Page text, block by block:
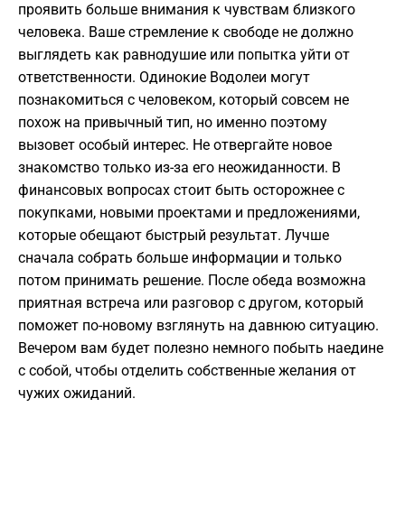
проявить больше внимания к чувствам близкого
человека. Ваше стремление к свободе не должно
выглядеть как равнодушие или попытка уйти от
ответственности. Одинокие Водолеи могут
познакомиться с человеком, который совсем не
похож на привычный тип, но именно поэтому
вызовет особый интерес. Не отвергайте новое
знакомство только из-за его неожиданности. В
финансовых вопросах стоит быть осторожнее с
покупками, новыми проектами и предложениями,
которые обещают быстрый результат. Лучше
сначала собрать больше информации и только
потом принимать решение. После обеда возможна
приятная встреча или разговор с другом, который
поможет по-новому взглянуть на давнюю ситуацию.
Вечером вам будет полезно немного побыть наедине
с собой, чтобы отделить собственные желания от
чужих ожиданий.